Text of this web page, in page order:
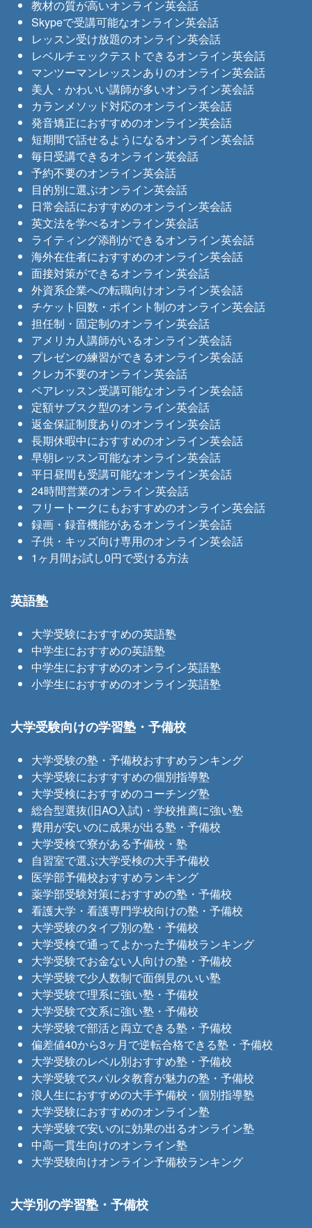
教材の質が高いオンライン英会話
Skypeで受講可能なオンライン英会話
レッスン受け放題のオンライン英会話
レベルチェックテストできるオンライン英会話
マンツーマンレッスンありのオンライン英会話
美人・かわいい講師が多いオンライン英会話
カランメソッド対応のオンライン英会話
発音矯正におすすめのオンライン英会話
短期間で話せるようになるオンライン英会話
毎日受講できるオンライン英会話
予約不要のオンライン英会話
目的別に選ぶオンライン英会話
日常会話におすすめのオンライン英会話
英文法を学べるオンライン英会話
ライティング添削ができるオンライン英会話
海外在住者におすすめのオンライン英会話
面接対策ができるオンライン英会話
外資系企業への転職向けオンライン英会話
チケット回数・ポイント制のオンライン英会話
担任制・固定制のオンライン英会話
アメリカ人講師がいるオンライン英会話
プレゼンの練習ができるオンライン英会話
クレカ不要のオンライン英会話
ペアレッスン受講可能なオンライン英会話
定額サブスク型のオンライン英会話
返金保証制度ありのオンライン英会話
長期休暇中におすすめのオンライン英会話
早朝レッスン可能なオンライン英会話
平日昼間も受講可能なオンライン英会話
24時間営業のオンライン英会話
フリートークにもおすすめのオンライン英会話
録画・録音機能があるオンライン英会話
子供・キッズ向け専用のオンライン英会話
1ヶ月間お試し0円で受ける方法
英語塾
大学受験におすすめの英語塾
中学生におすすめの英語塾
中学生におすすめのオンライン英語塾
小学生におすすめのオンライン英語塾
大学受験向けの学習塾・予備校
大学受験の塾・予備校おすすめランキング
大学受験におすすすめの個別指導塾
大学受検におすすめのコーチング塾
総合型選抜(旧AO入試)・学校推薦に強い塾
費用が安いのに成果が出る塾・予備校
大学受検で寮がある予備校・塾
自習室で選ぶ大学受検の大手予備校
医学部予備校おすすめランキング
薬学部受験対策におすすめの塾・予備校
看護大学・看護専門学校向けの塾・予備校
大学受験のタイプ別の塾・予備校
大学受検で通ってよかった予備校ランキング
大学受験でお金ない人向けの塾・予備校
大学受験で少人数制で面倒見のいい塾
大学受験で理系に強い塾・予備校
大学受験で文系に強い塾・予備校
大学受験で部活と両立できる塾・予備校
偏差値40から3ヶ月で逆転合格できる塾・予備校
大学受験のレベル別おすすめ塾・予備校
大学受験でスパルタ教育が魅力の塾・予備校
浪人生におすすめの大手予備校・個別指導塾
大学受験におすすめのオンライン塾
大学受験で安いのに効果の出るオンライン塾
中高一貫生向けのオンライン塾
大学受験向けオンライン予備校ランキング
大学別の学習塾・予備校